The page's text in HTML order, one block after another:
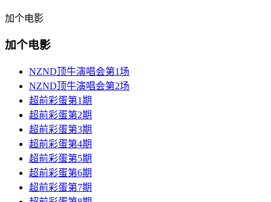
加个电影
加个电影
NZND顶牛演唱会第1场
NZND顶牛演唱会第2场
超前彩蛋第1期
超前彩蛋第2期
超前彩蛋第3期
超前彩蛋第4期
超前彩蛋第5期
超前彩蛋第6期
超前彩蛋第7期